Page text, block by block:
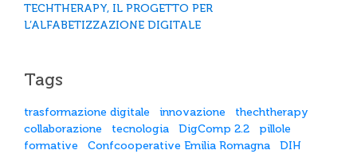
TECHTHERAPY, IL PROGETTO PER
L’ALFABETIZZAZIONE DIGITALE
Tags
trasformazione digitale innovazione
thechtherapy
collaborazione
tecnologia DigComp 2.2
pillole
formative
Confcooperative Emilia Romagna
DIH